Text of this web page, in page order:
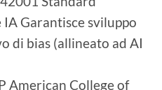
Garantisce sviluppo
di bias (allineato ad AI
American College of